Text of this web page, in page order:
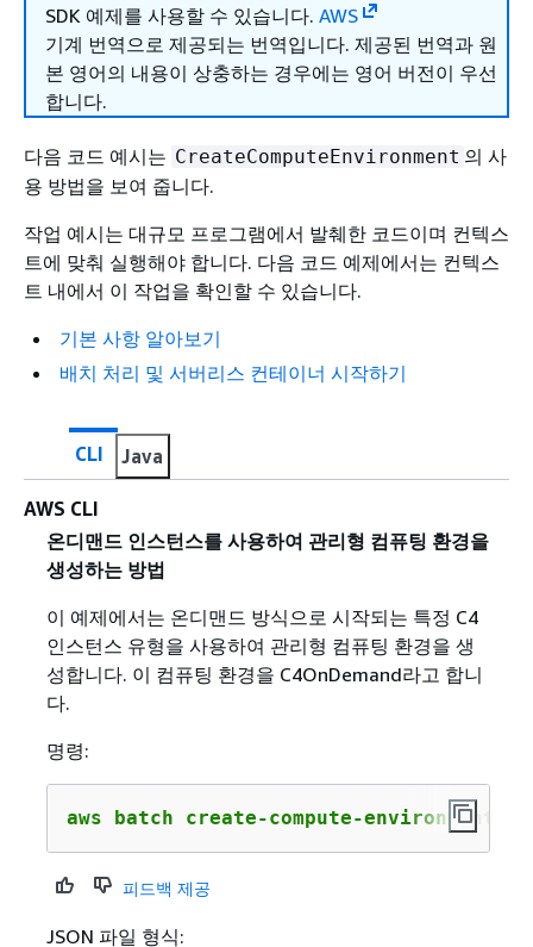
SDK 예제를 사용할 수 있습니다. AWS
기계 번역으로 제공되는 번역입니다. 제공된 번역과 원
본 영어의 내용이 상충하는 경우에는 영어 버전이 우선
합니다.
다음 코드 예시는 CreateComputeEnvironment 의 사
용 방법을 보여 줍니다.
작업 예시는 대규모 프로그램에서 발췌한 코드이며 컨텍스
트에 맞춰 실행해야 합니다. 다음 코드 예제에서는 컨텍스
트 내에서 이 작업을 확인할 수 있습니다.
기본 사항 알아보기
배치 처리 및 서버리스 컨테이너 시작하기
CLI Java
AWS CLI
온디맨드 인스턴스를 사용하여 관리형 컴퓨팅 환경을
생성하는 방법
이 예제에서는 온디맨드 방식으로 시작되는 특정 C4
인스턴스 유형을 사용하여 관리형 컴퓨팅 환경을 생
성합니다. 이 컴퓨팅 환경을 C4OnDemand라고 합니
다.
명령:
aws batch create-compute-
피드백 제공
JSON 파일 형식: